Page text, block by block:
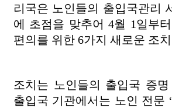
리국은 노인들의 출입국관리
에 초점을 맞추어 4월 1일부
편의를 위한 6가지 새로운 조
조치는 노인들의 출입국 증
출입국 기관에서는 노인 전문